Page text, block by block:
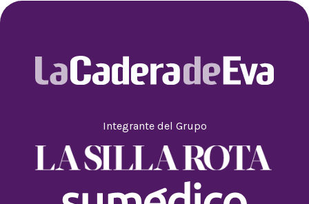
Integrante del Grupo